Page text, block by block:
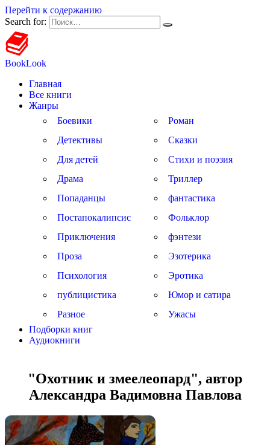
Перейти к содержанию
Search for:
BookLook
Главная
Все книги
Жанры
Боевики
Детективы
Для детей
Драма
Попаданцы
Постапокалипсис
Приключения
Проза
Психология
публицистика
Разное
Роман
Сказки
Стихи и поэзия
Триллер
фантастика
Фольклор
фэнтези
Эзотерика
Эротика
Юмор и сатира
Ужасы
Подборки книг
Аудиокниги
"Охотник и змеелеопард", автор
Александра Вадимовна Павлова